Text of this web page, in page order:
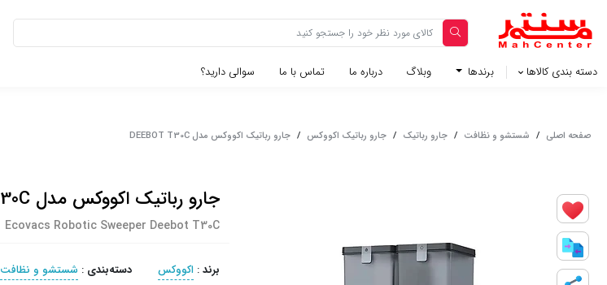
دسته بندی کالاها برندها وبلاگ‌ درباره ما تماس با ما سوالی دارید؟
صفحه اصلی / شستشو و نظافت / جارو رباتیک / جارو رباتیک اکووکس / جارو رباتیک اکووکس مدل DEEBOT T30C
جارو رباتیک اکووکس مدل DEEBOT T30C
Ecovacs Robotic Sweeper Deebot T30C
برند: اکووکس دسته‌بندی : شستشو و نظافت